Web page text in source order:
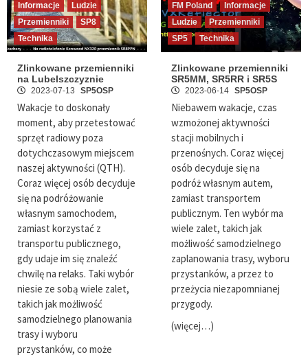
Informacje
Ludzie
Przemienniki
SP8
Technika
Zlinkowane przemienniki
na Lubelszczyznie
2023-07-13 SP5OSP
Wakacje to doskonały
moment, aby przetestować
sprzęt radiowy poza
dotychczasowym miejscem
naszej aktywności (QTH).
Coraz więcej osób decyduje
się na podróżowanie
własnym samochodem,
zamiast korzystać z
transportu publicznego,
gdy udaje im się znaleźć
chwilę na relaks. Taki wybór
niesie ze sobą wiele zalet,
takich jak możliwość
samodzielnego planowania
trasy i wyboru
przystanków, co może
FM Poland
Informacje
Ludzie
Przemienniki
SP5
Technika
Zlinkowane przemienniki
SR5MM, SR5RR i SR5S
2023-06-14 SP5OSP
Niebawem wakacje, czas
wzmożonej aktywności
stacji mobilnych i
przenośnych. Coraz więcej
osób decyduje się na
podróż własnym autem,
zamiast transportem
publicznym. Ten wybór ma
wiele zalet, takich jak
możliwość samodzielnego
zaplanowania trasy, wyboru
przystanków, a przez to
przeżycia niezapomnianej
przygody.
(więcej…)